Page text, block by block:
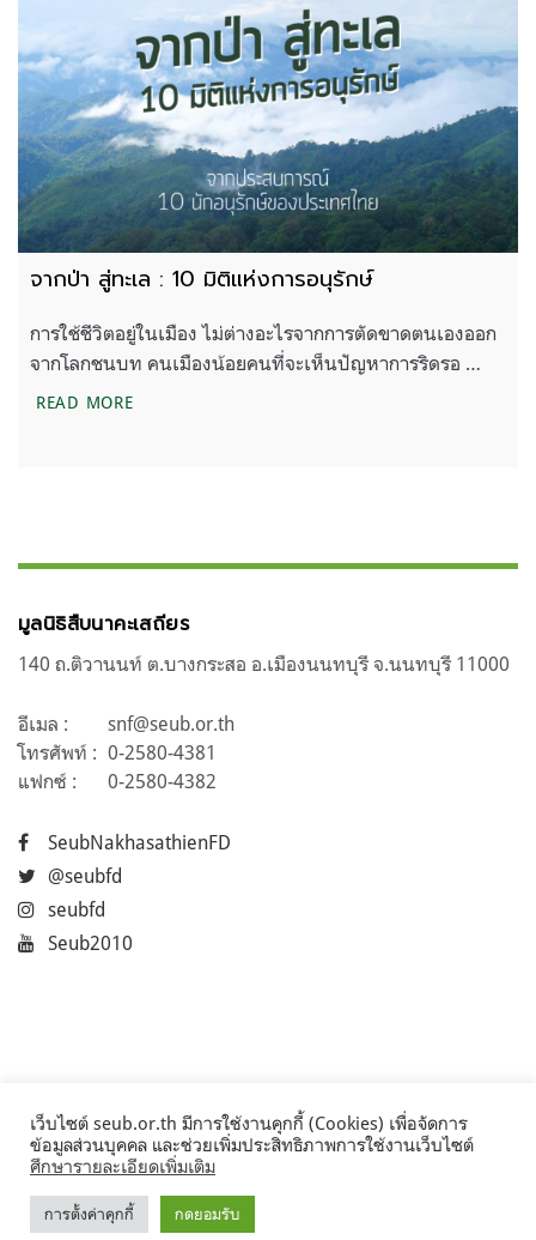
จากป่า สู่ทะเล : 10 มิติแห่งการอนุรักษ์
การใช้ชีวิตอยู่ในเมือง ไม่ต่างอะไรจากการตัดขาดตนเองออก
จากโลกชนบท คนเมืองน้อยคนที่จะเห็นปัญหาการริดรอ …
READ MOREจากป่า สู่ทะเล : 10 มิติแห่งการอนุรักษ์
มูลนิธิสืบนาคะเสถียร
140 ถ.ติวานนท์ ต.บางกระสอ อ.เมืองนนทบุรี จ.นนทบุรี 11000
อีเมล :
snf@seub.or.th
โทรศัพท์ : 0-2580-4381
แฟกซ์ :
0-2580-4382
SeubNakhasathienFD
@seubfd
seubfd
Seub2010
©2017 Seub.or.th
เว็บไซต์ seub.or.th มีการใช้งานคุกกี้ (Cookies) เพื่อจัดการ
ข้อมูลส่วนบุคคล และช่วยเพิ่มประสิทธิภาพการใช้งานเว็บไซต์
ศึกษารายละเอียดเพิ่มเติม
การตั้งค่าคุกกี้ กดยอมรับ